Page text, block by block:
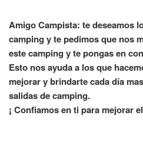
Amigo Campista: te deseamos
camping y te pedimos que nos
este camping y te pongas en
Esto nos ayuda a los que
mejorar y brindarte cada día
salidas de camping.
¡ Confiamos en ti para mejorar